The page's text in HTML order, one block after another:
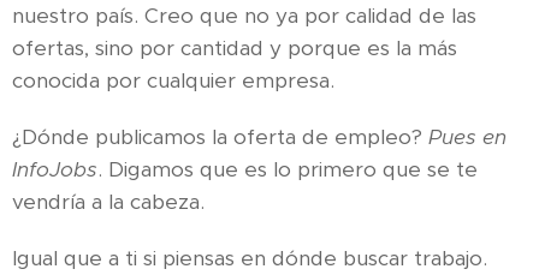
nuestro país. Creo que no ya por calidad de las
ofertas, sino por cantidad y porque es la más
conocida por cualquier empresa.
¿Dónde publicamos la oferta de empleo? Pues en
InfoJobs. Digamos que es lo primero que se te
vendría a la cabeza.
Igual que a ti si piensas en dónde buscar trabajo.